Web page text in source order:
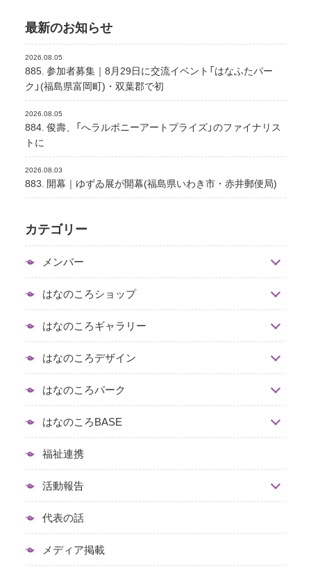
最新のお知らせ
2026.08.05
885. 参加者募集｜8月29日に交流イベント「はなふたパー
ク」(福島県富岡町)・双葉郡で初
2026.08.05
884. 俊壽、「へラルボニーアートプライズ」のファイナリス
トに
2026.08.03
883. 開幕｜ゆずゐ展が開幕(福島県いわき市・赤井郵便局)
カテゴリー
メンバー
はなのころショップ
はなのころギャラリー
はなのころデザイン
はなのころパーク
はなのころBASE
福祉連携
活動報告
代表の話
メディア掲載